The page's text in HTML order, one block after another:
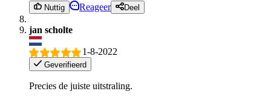
Nuttig Reageer Deel
jan scholte
1-8-2022
Geverifieerd
Precies de juiste uitstraling.